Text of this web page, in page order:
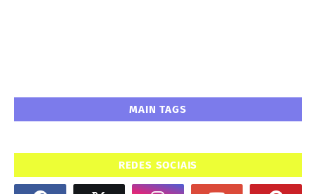
MAIN TAGS
REDES SOCIAIS